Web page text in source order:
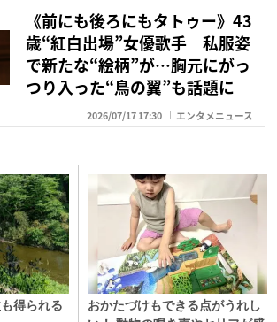
《前にも後ろにもタトゥー》43
歳“紅白出場”女優歌手 私服姿
で新たな“絵柄”が…胸元にがっ
つり入った“鳥の翼”も話題に
2026/07/17 17:30 エンタメニュース
得られる
おかたづけもできる点がうれし